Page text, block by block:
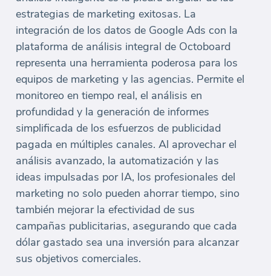
estrategias de marketing exitosas. La
integración de los datos de Google Ads con la
plataforma de análisis integral de Octoboard
representa una herramienta poderosa para los
equipos de marketing y las agencias. Permite el
monitoreo en tiempo real, el análisis en
profundidad y la generación de informes
simplificada de los esfuerzos de publicidad
pagada en múltiples canales. Al aprovechar el
análisis avanzado, la automatización y las
ideas impulsadas por IA, los profesionales del
marketing no solo pueden ahorrar tiempo, sino
también mejorar la efectividad de sus
campañas publicitarias, asegurando que cada
dólar gastado sea una inversión para alcanzar
sus objetivos comerciales.